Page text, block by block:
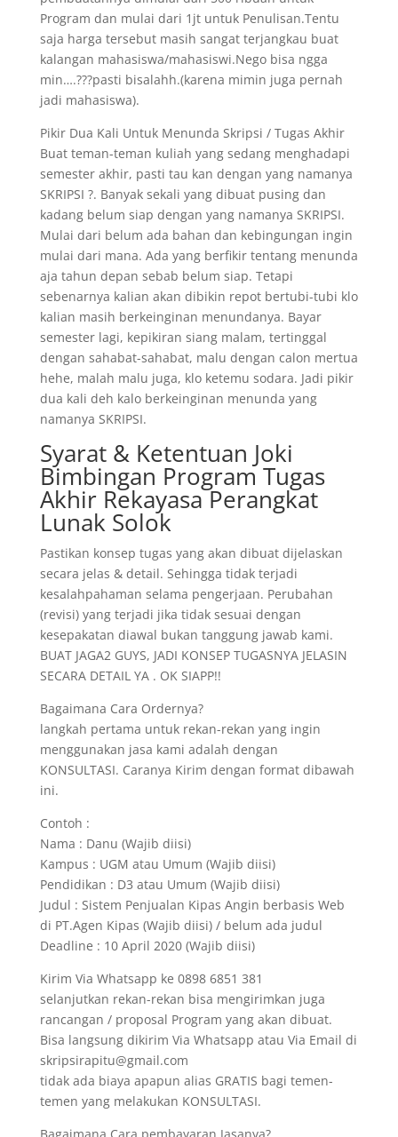
Program dan mulai dari 1jt untuk Penulisan.Tentu
saja harga tersebut masih sangat terjangkau buat
kalangan mahasiswa/mahasiswi.Nego bisa ngga
min….???pasti bisalahh.(karena mimin juga pernah
jadi mahasiswa).
Pikir Dua Kali Untuk Menunda Skripsi / Tugas Akhir
Buat teman-teman kuliah yang sedang menghadapi
semester akhir, pasti tau kan dengan yang namanya
SKRIPSI ?. Banyak sekali yang dibuat pusing dan
kadang belum siap dengan yang namanya SKRIPSI.
Mulai dari belum ada bahan dan kebingungan ingin
mulai dari mana. Ada yang berfikir tentang menunda
aja tahun depan sebab belum siap. Tetapi
sebenarnya kalian akan dibikin repot bertubi-tubi klo
kalian masih berkeinginan menundanya. Bayar
semester lagi, kepikiran siang malam, tertinggal
dengan sahabat-sahabat, malu dengan calon mertua
hehe, malah malu juga, klo ketemu sodara. Jadi pikir
dua kali deh kalo berkeinginan menunda yang
namanya SKRIPSI.
Syarat & Ketentuan Joki
Bimbingan Program Tugas
Akhir Rekayasa Perangkat
Lunak Solok
Pastikan konsep tugas yang akan dibuat dijelaskan
secara jelas & detail. Sehingga tidak terjadi
kesalahpahaman selama pengerjaan. Perubahan
(revisi) yang terjadi jika tidak sesuai dengan
kesepakatan diawal bukan tanggung jawab kami.
BUAT JAGA2 GUYS, JADI KONSEP TUGASNYA JELASIN
SECARA DETAIL YA . OK SIAPP!!
Bagaimana Cara Ordernya?
langkah pertama untuk rekan-rekan yang ingin
menggunakan jasa kami adalah dengan
KONSULTASI. Caranya Kirim dengan format dibawah
ini.
Contoh :
Nama : Danu (Wajib diisi)
Kampus : UGM atau Umum (Wajib diisi)
Pendidikan : D3 atau Umum (Wajib diisi)
Judul : Sistem Penjualan Kipas Angin berbasis Web
di PT.Agen Kipas (Wajib diisi) / belum ada judul
Deadline : 10 April 2020 (Wajib diisi)
Kirim Via Whatsapp ke 0898 6851 381
selanjutkan rekan-rekan bisa mengirimkan juga
rancangan / proposal Program yang akan dibuat.
Bisa langsung dikirim Via Whatsapp atau Via Email di
skripsirapitu@gmail.com
tidak ada biaya apapun alias GRATIS bagi temen-
temen yang melakukan KONSULTASI.